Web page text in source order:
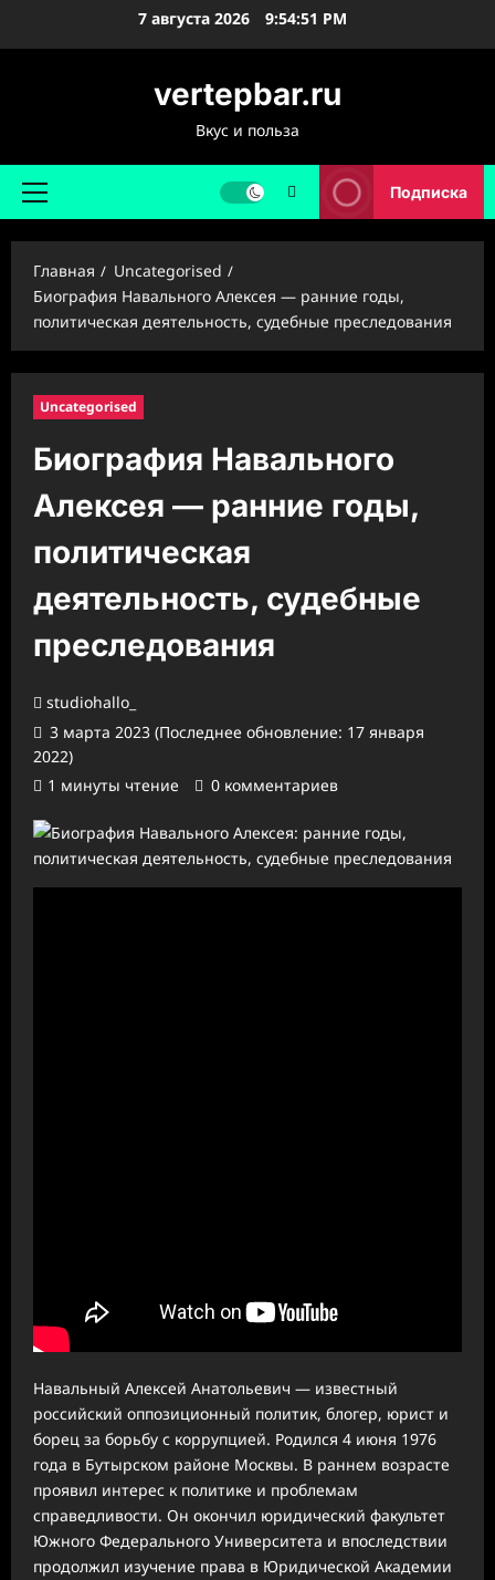
7 августа 2026 9:54:52 PM
vertepbar.ru
Вкус и польза
Основное
Подписка
Главная
Uncategorised
Биография Навального Алексея — ранние годы,
политическая деятельность, судебные преследования
Uncategorised
Биография Навального
Алексея — ранние годы,
политическая
деятельность, судебные
преследования
studiohallo_
3 марта 2023 (Последнее обновление: 17 января
2022)
1 минуты чтение
0 комментариев
Навальный Алексей Анатольевич — известный
российский оппозиционный политик, блогер, юрист и
борец за борьбу с коррупцией. Родился 4 июня 1976
года в Бутырском районе Москвы. В раннем возрасте
проявил интерес к политике и проблемам
справедливости. Он окончил юридический факультет
Южного Федерального Университета и впоследствии
продолжил изучение права в Юридической Академии